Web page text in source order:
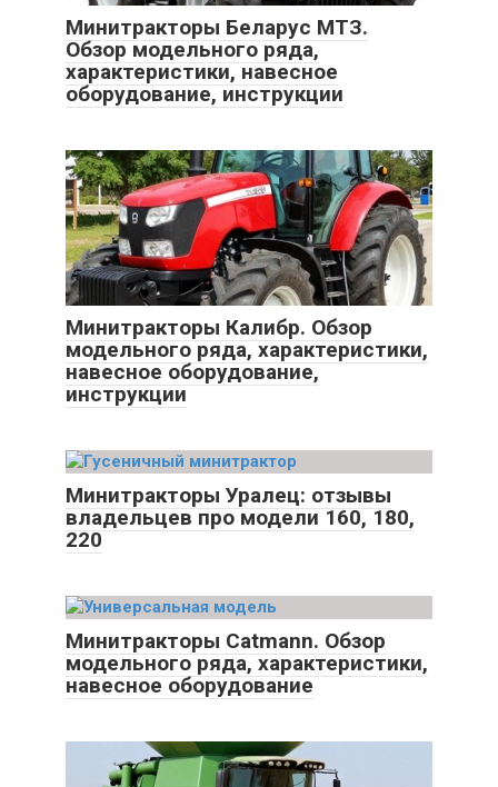
Минитракторы Беларус МТЗ.
Обзор модельного ряда,
характеристики, навесное
оборудование, инструкции
Минитракторы Калибр. Обзор
модельного ряда, характеристики,
навесное оборудование,
инструкции
Минитракторы Уралец: отзывы
владельцев про модели 160, 180,
220
Минитракторы Catmann. Обзор
модельного ряда, характеристики,
навесное оборудование